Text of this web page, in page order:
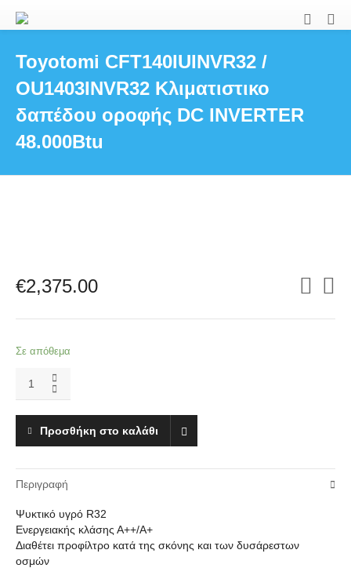
Toyotomi CFT140IUINVR32 /
OU1403INVR32 Κλιματιστικο
δαπέδου οροφής DC INVERTER
48.000Btu
€2,375.00
Σε απόθεμα
Toyotomi
CFT140IUINVR32
Κλιματιστικο
οροφής
DC
48.000Btu
quantity
Προσθήκη στο καλάθι
Περιγραφή
Ψυκτικό υγρό R32
Ενεργειακής κλάσης Α++/Α+
Διαθέτει προφίλτρο κατά της σκόνης και των δυσάρεστων
οσμών